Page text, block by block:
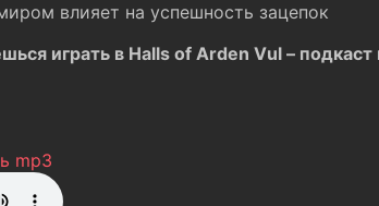
влияет на успешность зацепок
играть в Halls of Arden Vul –
mp3